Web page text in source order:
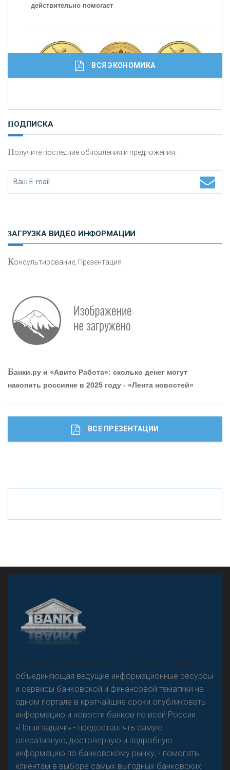
привлечь и удержать персонал - «Интервью»
Резкого разворота на рынке автокредитов не
предвидится - «Интервью»
действительно помогает
И
сохранения и увеличения капитала
Что будет с наличными деньгами при цифровом
ВСЯ ЭКОНОМИКА
ПОДПИСКА
Получите последние обновления и предложения.
ЗАГРУЗКА ВИДЕО ИНФОРМАЦИИ
Консультирование, Презентация
Банки.ру и «Авито Работа»: сколько денег могут
накопить россияне в 2025 году - «Лента новостей»
ВСЕ ПРЕЗЕНТАЦИИ
«Н
овости Банков России» – группа компаний,
объединяющая ведущие информационные ресурсы
и сервисы банковской и финансовой тематики на
одном портале в кратчайшие сроки опубликовать
информацию и новости банков по всей России.
«Наши задачи» - предоставлять самую
оперативную, достоверную и подробную
информацию по банковскому рынку; - помогать
клиентам в выборе самых выгодных банковских